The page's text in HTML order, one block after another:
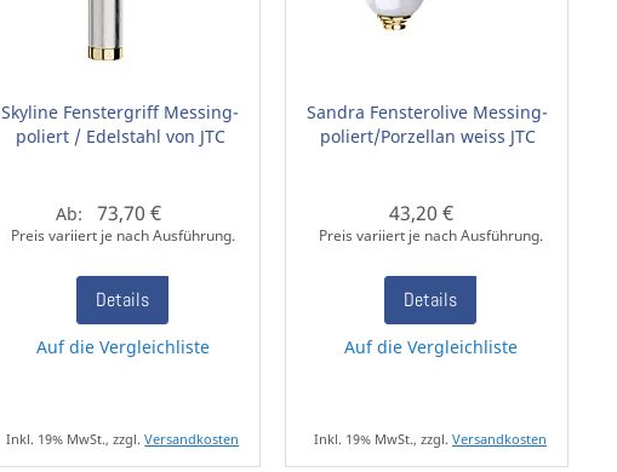
Skyline Fenstergriff Messing-
poliert / Edelstahl von JTC
Ab: 73,70 €
Preis variiert je nach Ausführung.
Details
Auf die Vergleichliste
Inkl. 19% MwSt., zzgl.Versandkosten
Sandra Fensterolive Messing-
poliert/Porzellan weiss JTC
43,20 €
Preis variiert je nach Ausführung.
Details
Auf die Vergleichliste
Inkl. 19% MwSt., zzgl.Versandkosten